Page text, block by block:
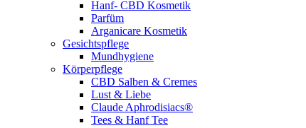
Hanf- CBD Kosmetik
Parfüm
Arganicare Kosmetik
Gesichtspflege
Mundhygiene
Körperpflege
CBD Salben & Cremes
Lust & Liebe
Claude Aphrodisiacs®
Tees & Hanf Tee